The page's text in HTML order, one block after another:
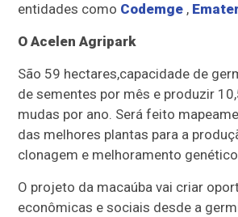
entidades como Codemge ,
O Acelen Agripark
São 59 hectares,capacidade de
de sementes por mês e produzir
mudas por ano. Será feito
das melhores plantas para a
clonagem e melhoramento
O projeto da macaúba vai criar
econômicas e sociais desde a